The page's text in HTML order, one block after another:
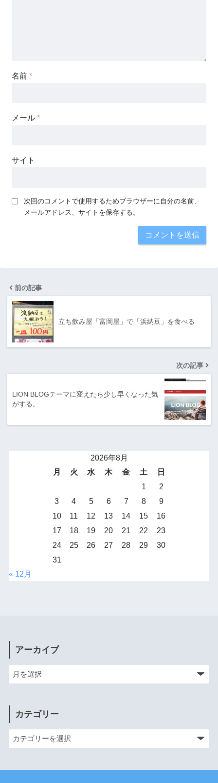
名前 *
メール *
サイト
次回のコメントで使用するためブラウザーに自分の名前、
メールアドレス、サイトを保存する。
前の記事
立ち飲み屋「富岡屋」で「浜納豆」を食べる
次の記事
LION BLOGテーマに変えたら少し早くなった気
がする。
2026年8月
月
火 水 木 金 土
日
1
2
3
4 5 6 7 8
9
10
11 12 13 14 15
16
17
18 19 20 21 22
23
24
25 26 27 28 29
30
31
« 12月
アーカイブ
カテゴリー